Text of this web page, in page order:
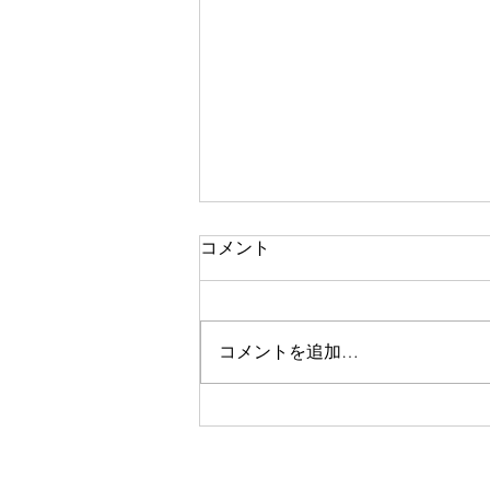
二期なりの花
コメント
コメントを追加…